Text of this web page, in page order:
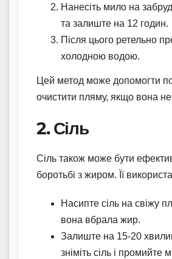
Нанесіть мило на
та залиште на 12 годин.
Після цього ретельно
холодною водою.
Цей метод може допомогти
очистити пляму, якщо вона
2. Сіль
Сіль також може бути
боротьбі з жиром. Її
Насипте сіль на свіжу
вона вбрала жир.
Залиште на 15-20
зніміть сіль і промийте